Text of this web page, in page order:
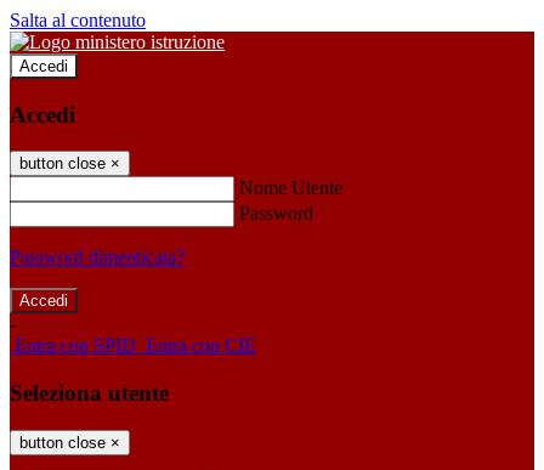
Salta al contenuto
Accedi
Accedi
button close ×
Nome Utente
Password
Password dimenticata?
-
Entra con SPID Entra con CIE
Seleziona utente
button close ×